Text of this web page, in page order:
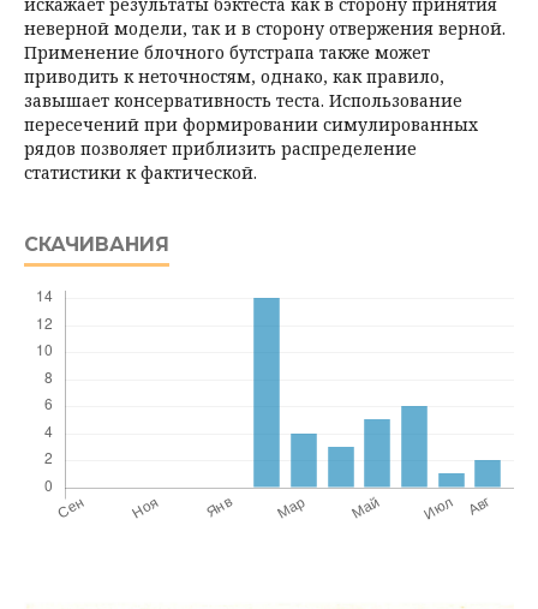
неверной модели, так и в сторону отвержения верной.
Применение блочного бутстрапа также может
приводить к неточностям, однако, как правило,
завышает консервативность теста. Использование
пересечений при формировании симулированных
рядов позволяет приблизить распределение
статистики к фактической.
СКАЧИВАНИЯ